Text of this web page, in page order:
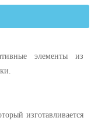
элементы из
изготавливается